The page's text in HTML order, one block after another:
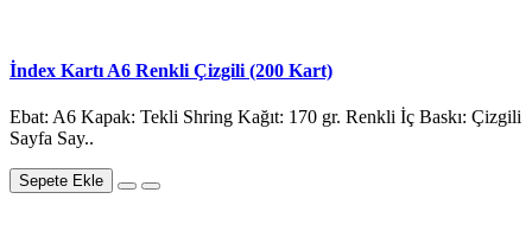
İndex Kartı A6 Renkli Çizgili (200 Kart)
Ebat: A6 Kapak: Tekli Shring Kağıt: 170 gr. Renkli İç Baskı: Çizgili
Sayfa Say..
Sepete Ekle